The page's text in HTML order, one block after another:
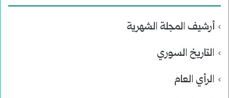
أرشيف المجلة الشهرية
التاريخ السوري
الرأي العام